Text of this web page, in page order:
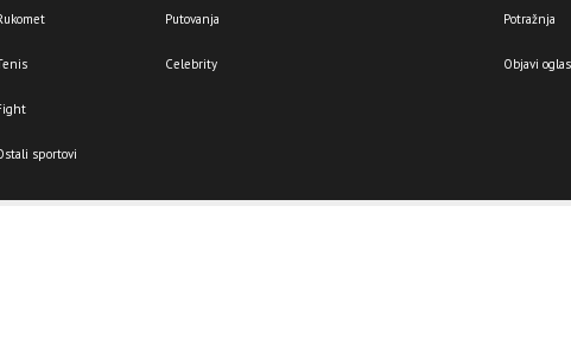
sportovi
Putovanja
Celebrity
Potražnja
Objavi oglas